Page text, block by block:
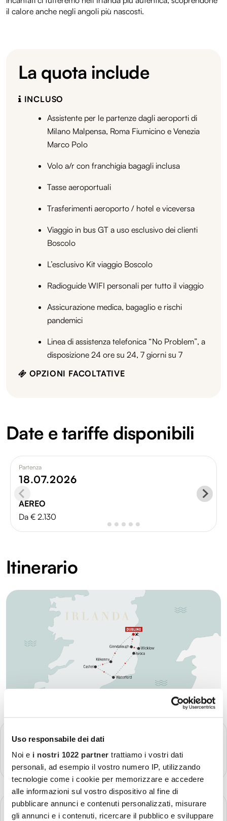
Uso responsabile dei dati
Noi e i nostri 1022 partner trattiamo i vostri dati
personali, ad esempio il vostro numero IP, utilizzando
tecnologie come i cookie per memorizzare e accedere
alle informazioni sul vostro dispositivo al fine di
pubblicare annunci e contenuti personalizzati, misurare
gli annunci e i contenuti, ricercare il pubblico e sviluppare
il calore anche negli angoli più nascosti.
La quota include
INCLUSO
Assistente per le partenze dagli aeroporti di
Milano Malpensa, Roma Fiumicino e Venezia
Marco Polo
Volo a/r con franchigia bagagli inclusa
Tasse aeroportuali
Trasferimenti aeroporto / hotel e viceversa
Viaggio in bus GT a uso esclusivo dei clienti
Boscolo
L’esclusivo Kit viaggio Boscolo
Radioguide WIFI personali per tutto il viaggio
Assicurazione medica, bagaglio e rischi
pandemici
Linea di assistenza telefonica “No Problem”, a
disposizione 24 ore su 24, 7 giorni su 7
OPZIONI FACOLTATIVE
Date e tariffe disponibili
Partenza
18.07.2026
AEREO
Da € 2.130
Itinerario
Partenza - Dublino
GIORNO 2
Dublino